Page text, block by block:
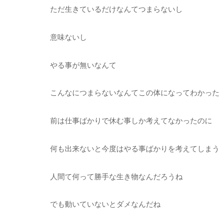
ただ生きているだけなんてつまらないし
意味ないし
やる事が無いなんて
こんなにつまらないなんてこの体になってわかっ
前は仕事ばかりで休む事しか考えてなかったのに
何も出来ないと今度はやる事ばかりを考えてしまう
人間て何って勝手な生き物なんだろうね
でも動いていないとダメなんだね